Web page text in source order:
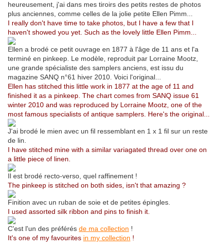
heureusement, j'ai dans mes tiroirs des petits restes de photos
plus anciennes, comme celles de la jolie petite Ellen Pimm...
I really don't have time to take photos, but I have a few that I
haven't showed you yet. Such as the lovely little Ellen Pimm...
Ellen a brodé ce petit ouvrage en 1877 à l'âge de 11 ans et l'a
terminé en pinkeep. Le modèle, reproduit par Lorraine Mootz,
une grande spécialiste des samplers anciens, est issu du
magazine SANQ n°61 hiver 2010. Voici l'original...
Ellen has stitched this little work in 1877 at the age of 11 and
finished it as a pinkeep. The chart comes from SANQ issue 61
winter 2010 and was reproduced by Lorraine Mootz, one of the
most famous specialists of antique samplers. Here's the original...
J'ai brodé le mien avec un fil ressemblant en 1 x 1 fil sur un reste
de lin.
I have stitched mine with a similar variagated thread over one on
a little piece of linen.
Il est brodé recto-verso, quel raffinement !
The pinkeep is stitched on both sides, isn't that amazing ?
Finition avec un ruban de soie et de petites épingles.
I used assorted silk ribbon and pins to finish it.
C'est l'un des préférés de ma collection !
It's one of my favourites in my collection !